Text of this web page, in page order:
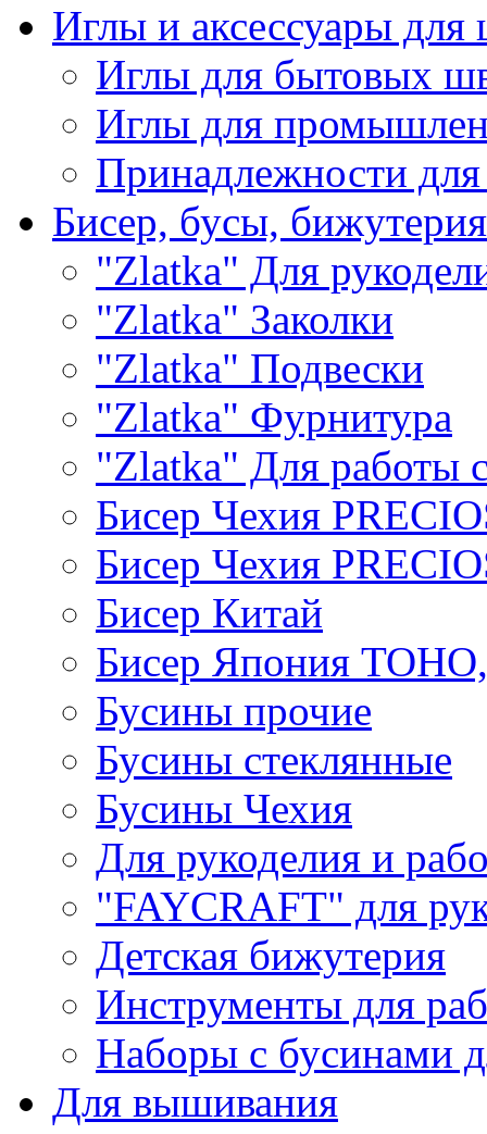
Иглы и аксессуары
Иглы для бытовых
Иглы для
Принадлежности
Бисер, бусы, бижутерия
"Zlatka" Для
"Zlatka" Заколки
"Zlatka" Подвески
"Zlatka" Фурнитура
"Zlatka" Для работы
Бисер Чехия
Бисер Чехия
Бисер Китай
Бисер Япония
Бусины прочие
Бусины стеклянные
Бусины Чехия
Для рукоделия и
"FAYCRAFT" для
Детская бижутерия
Инструменты для
Наборы с бусинами
Для вышивания